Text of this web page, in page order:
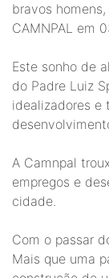
bravos
CAMNPAL em
Este sonho de
do Padre Luiz
idealizadores e
A Camnpal
empregos e
cidade.
Com o passar
Mais que uma